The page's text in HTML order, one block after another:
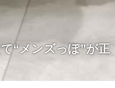
“メンズっぽ”が正